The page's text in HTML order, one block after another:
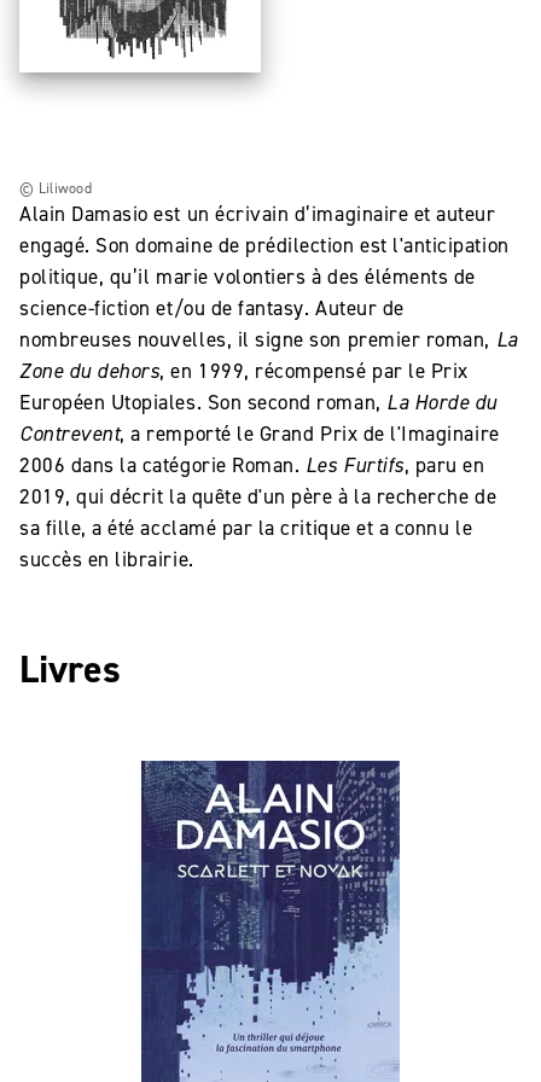
Alain Damasio est un écrivain d’imaginaire et auteur
engagé. Son domaine de prédilection est l'anticipation
politique, qu’il marie volontiers à des éléments de
science-fiction et/ou de fantasy. Auteur de
nombreuses nouvelles, il signe son premier roman, La
Zone du dehors, en 1999, récompensé par le Prix
Européen Utopiales. Son second roman, La Horde du
Contrevent, a remporté le Grand Prix de l'Imaginaire
2006 dans la catégorie Roman. Les Furtifs, paru en
2019, qui décrit la quête d'un père à la recherche de
sa fille, a été acclamé par la critique et a connu le
succès en librairie.
© Liliwood
Livres